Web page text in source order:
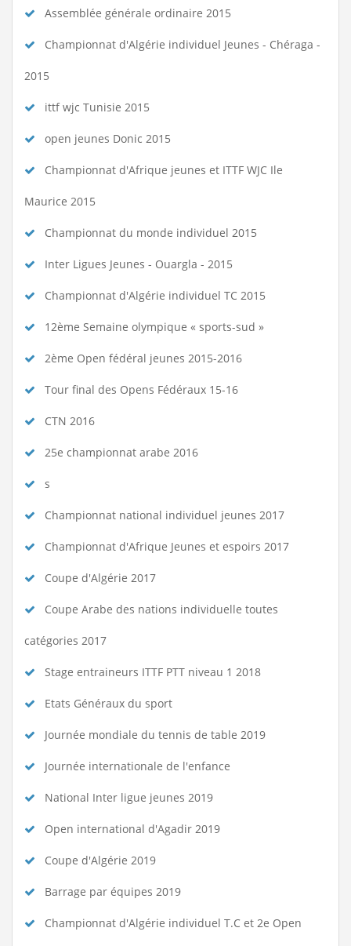
Assemblée générale ordinaire 2015
Championnat d'Algérie individuel Jeunes - Chéraga -
2015
ittf wjc Tunisie 2015
open jeunes Donic 2015
Championnat d'Afrique jeunes et ITTF WJC Ile
Maurice 2015
Championnat du monde individuel 2015
Inter Ligues Jeunes - Ouargla - 2015
Championnat d'Algérie individuel TC 2015
12ème Semaine olympique « sports-sud »
2ème Open fédéral jeunes 2015-2016
Tour final des Opens Fédéraux 15-16
CTN 2016
25e championnat arabe 2016
s
Championnat national individuel jeunes 2017
Championnat d'Afrique Jeunes et espoirs 2017
Coupe d'Algérie 2017
Coupe Arabe des nations individuelle toutes
catégories 2017
Stage entraineurs ITTF PTT niveau 1 2018
Etats Généraux du sport
Journée mondiale du tennis de table 2019
Journée internationale de l'enfance
National Inter ligue jeunes 2019
Open international d'Agadir 2019
Coupe d'Algérie 2019
Barrage par équipes 2019
Championnat d'Algérie individuel T.C et 2e Open